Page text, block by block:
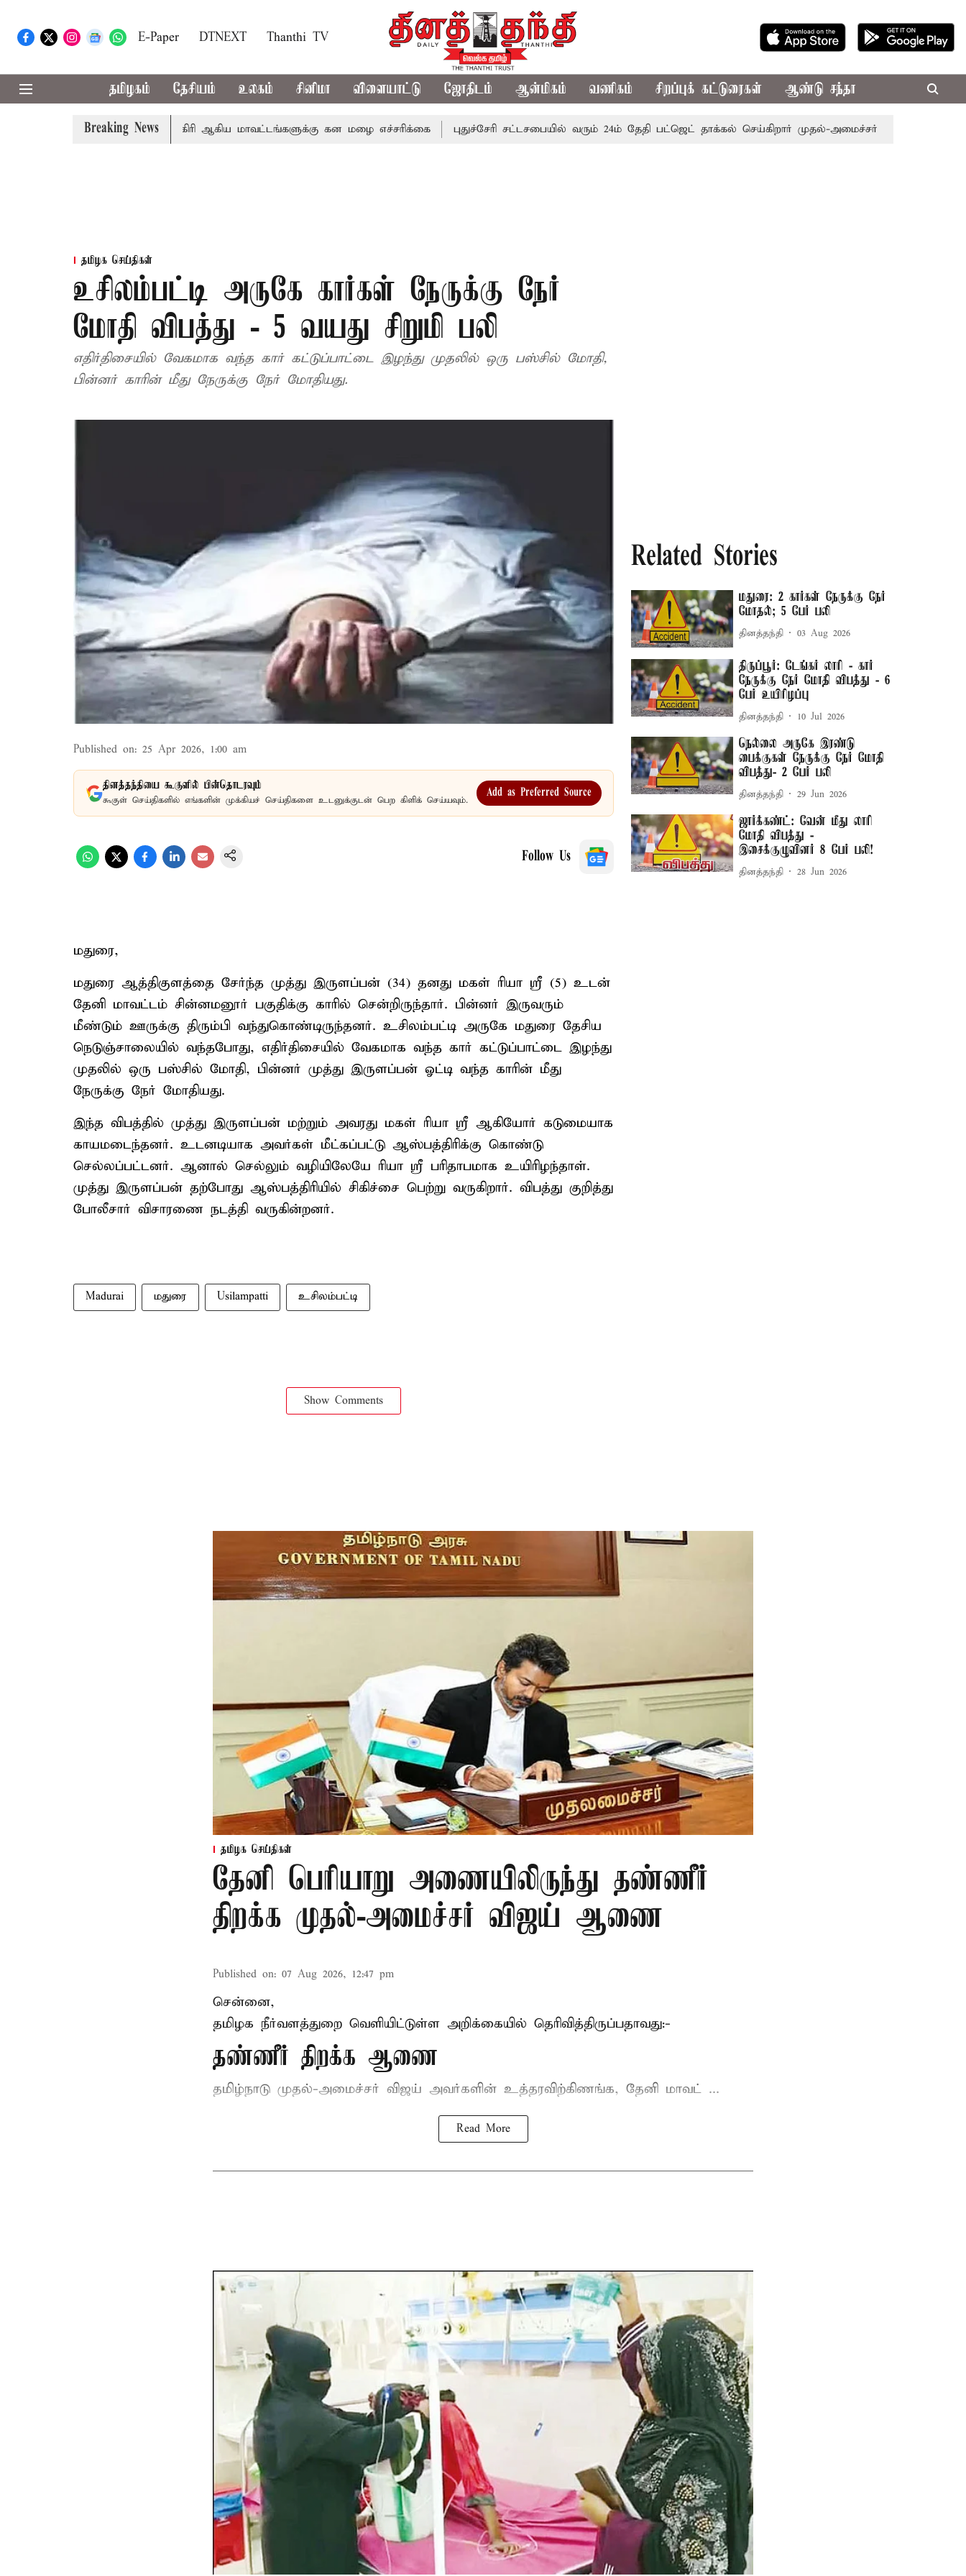
E-Paper DTNEXT Thanthi TV
தமிழகம் தேசியம் உலகம் சினிமா விளையாட்டு ஜோதிடம் ஆன்மிகம் வணிகம் சிறப்புக் கட்டுரைகள் ஆண்டு சந்தா
Breaking News
கோவை, தேனி,நீலகிரி ஆகிய மாவட்டங்களுக்கு கன மழை எச்சரிக்கை புதுச்சேரி சட்டசபையில் வரும் 24ம் தேதி பட்ஜெட் தாக்கல் செய்கிறார் முதல்-அமைச்சர் ரங்கசாமி
தமிழக செய்திகள்
உசிலம்பட்டி அருகே கார்கள் நேருக்கு நேர்
மோதி விபத்து - 5 வயது சிறுமி பலி
எதிர்திசையில் வேகமாக வந்த கார் கட்டுப்பாட்டை இழந்து முதலில் ஒரு பஸ்சில் மோதி,
பின்னர் காரின் மீது நேருக்கு நேர் மோதியது.
Published on: 25 Apr 2026, 1:00 am
தினத்தந்தியை கூகுளில் பின்தொடரவும்
கூகுள் செய்திகளில் எங்களின் முக்கியச் செய்திகளை உடனுக்குடன் பெற கிளிக் செய்யவும்.
Add as Preferred Source
Follow Us
மதுரை,
மதுரை ஆத்திகுளத்தை சேர்ந்த முத்து இருளப்பன் (34) தனது மகள் ரியா ஸ்ரீ (5) உடன்
தேனி மாவட்டம் சின்னமனூர் பகுதிக்கு காரில் சென்றிருந்தார். பின்னர் இருவரும்
மீண்டும் ஊருக்கு திரும்பி வந்துகொண்டிருந்தனர். உசிலம்பட்டி அருகே மதுரை தேசிய
நெடுஞ்சாலையில் வந்தபோது, எதிர்திசையில் வேகமாக வந்த கார் கட்டுப்பாட்டை இழந்து
முதலில் ஒரு பஸ்சில் மோதி, பின்னர் முத்து இருளப்பன் ஓட்டி வந்த காரின் மீது
நேருக்கு நேர் மோதியது.
இந்த விபத்தில் முத்து இருளப்பன் மற்றும் அவரது மகள் ரியா ஸ்ரீ ஆகியோர் கடுமையாக
காயமடைந்தனர். உடனடியாக அவர்கள் மீட்கப்பட்டு ஆஸ்பத்திரிக்கு கொண்டு
செல்லப்பட்டனர். ஆனால் செல்லும் வழியிலேயே ரியா ஸ்ரீ பரிதாபமாக உயிரிழந்தாள்.
முத்து இருளப்பன் தற்போது ஆஸ்பத்திரியில் சிகிச்சை பெற்று வருகிறார். விபத்து குறித்து
போலீசார் விசாரணை நடத்தி வருகின்றனர்.
Madurai மதுரை Usilampatti உசிலம்பட்டி
Show Comments
Related Stories
மதுரை: 2 கார்கள் நேருக்கு நேர்
மோதல்; 5 பேர் பலி
தினத்தந்தி 03 Aug 2026
திருப்பூர்: டேங்கர் லாரி - கார்
நேருக்கு நேர் மோதி விபத்து - 6
பேர் உயிரிழப்பு
தினத்தந்தி 10 Jul 2026
நெல்லை அருகே இரண்டு
பைக்குகள் நேருக்கு நேர் மோதி
விபத்து- 2 பேர் பலி
தினத்தந்தி 29 Jun 2026
ஜார்க்கண்ட்: வேன் மீது லாரி
மோதி விபத்து -
இசைக்குழுவினர் 8 பேர் பலி!
தினத்தந்தி 28 Jun 2026
தமிழக செய்திகள்
தேனி பெரியாறு அணையிலிருந்து தண்ணீர்
திறக்க முதல்-அமைச்சர் விஜய் ஆணை
Published on: 07 Aug 2026, 12:47 pm
சென்னை,
தமிழக நீர்வளத்துறை வெளியிட்டுள்ள அறிக்கையில் தெரிவித்திருப்பதாவது:-
தண்ணீர் திறக்க ஆணை
தமிழ்நாடு முதல்-அமைச்சர் விஜய் அவர்களின் உத்தரவிற்கிணங்க, தேனி மாவட் ...
Read More